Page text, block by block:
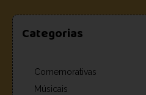
Categorias
Comemorativas
Músicais